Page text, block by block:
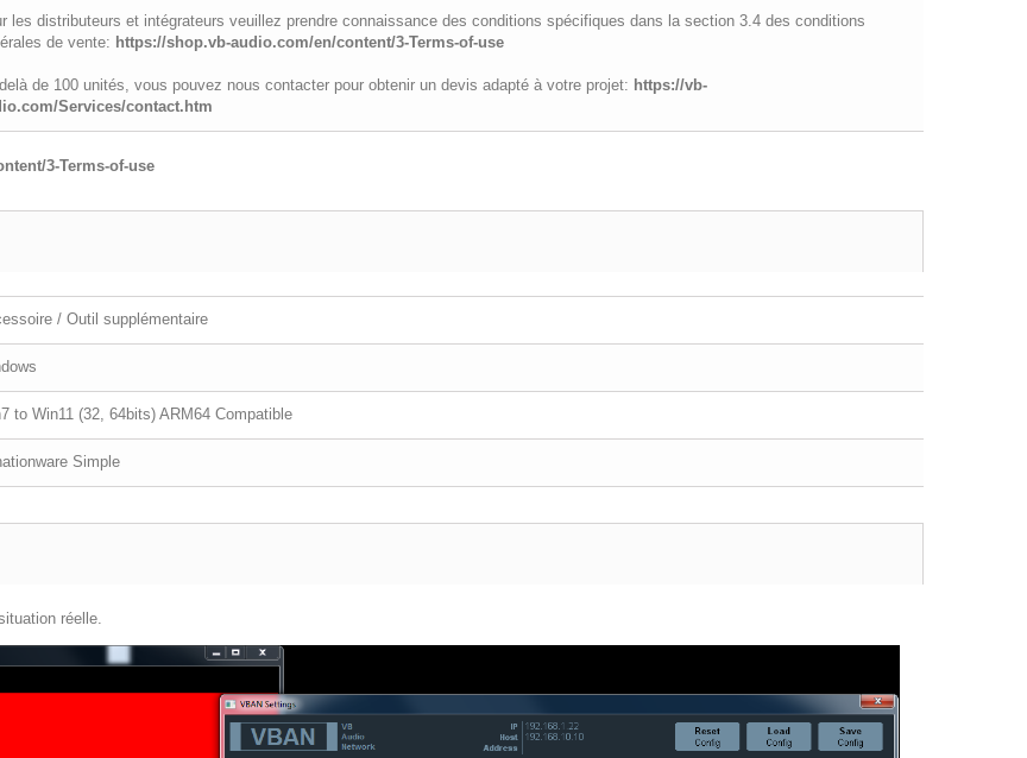
les distributeurs et intégrateurs veuillez prendre connaissance des conditions spécifiques dans la section 3.4 des conditions
de vente: https://shop.vb-audio.com/en/content/3-Terms-of-use
de 100 unités, vous pouvez nous contacter pour obtenir un devis adapté à votre projet: https://vb-
Services/contact.htm
3-Terms-of-use
/ Outil supplémentaire
to Win11 (32, 64bits) ARM64 Compatible
Simple
réelle.